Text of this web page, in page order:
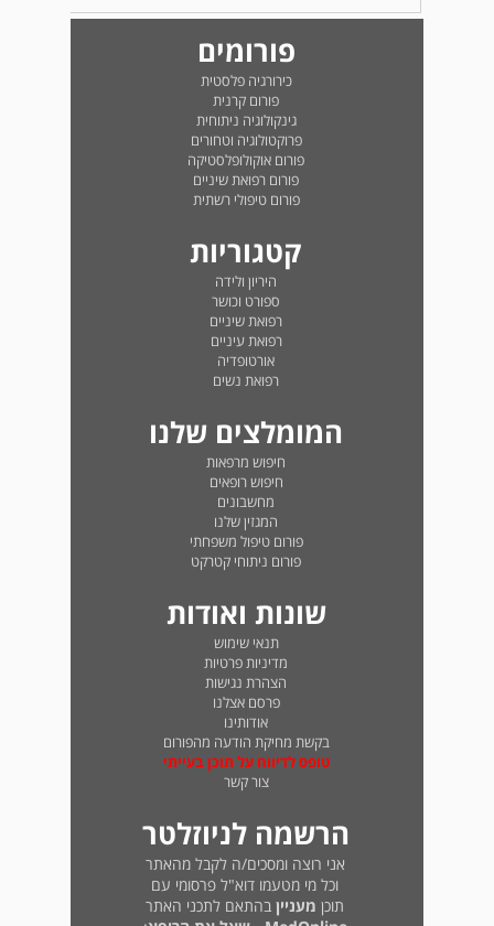
פורומים
כירורגיה פלסטית
פורום קרנית
גינקולוגיה ניתוחית
פרוקטולוגיה וטחורים
פורום אוקולופלסטיקה
פורום רפואת שיניים
פורום טיפולי רשתית
קטגוריות
היריון ולידה
ספורט וכושר
רפואת שיניים
רפואת עיניים
אורטופדיה
רפואת נשים
המומלצים שלנו
חיפוש מרפאות
חיפוש רופאים
מחשבונים
המגזין שלנו
פורום טיפול משפחתי
פורום ניתוחי קטרקט
שונות ואודות
תנאי שימוש
מדיניות פרטיות
הצהרת נגישות
פרסם אצלנו
אודותינו
בקשת מחיקת הודעה מהפורום
טופס לדיווח על תוכן בעייתי
צור קשר
הרשמה לניוזלטר
אני רוצה ומסכים/ה לקבל מהאתר
וכל מי מטעמו דוא"ל פרסומי עם
תוכן מעניין בהתאם לתכני האתר